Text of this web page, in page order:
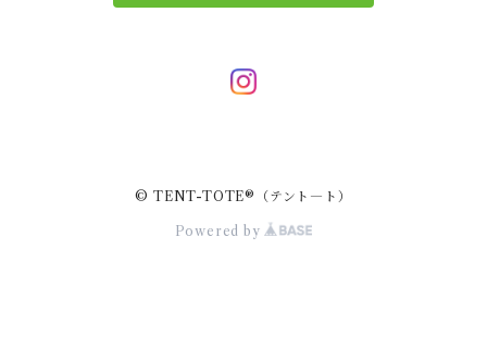
© TENT-TOTE®（テント―ト）
Powered by